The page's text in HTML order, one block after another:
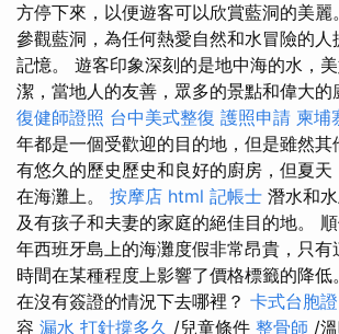
方停下來，以便遊客可以欣賞藍洞的美麗
參觀藍洞，為任何熱愛自然和水冒險的人
記憶。 遊客印象深刻的是地中海的水，
潔，當地人的友善，眾多的景點和偉大的
復健師證照 台中美式整復 護照申請 柬埔
年都是一個受歡迎的目的地，但是雖然
有悠久的歷史歷史和良好的廚房，但夏天
在海灘上。 按摩店 html 記帳士 潛水和
及有孩子和夫妻的家庭的絕佳目的地。
年西班牙島上的海灘度假非常昂貴，只有
時間在某種程度上影響了價格標籤的降
在沒有簽證的情況下去哪裡？ 卡式台胞證
容 漏水 打針撐多久 /兒童條件 整骨師 /